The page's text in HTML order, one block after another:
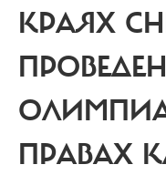
КРАЯХ
ПРАВАХ